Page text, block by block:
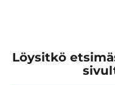
Löysitkö